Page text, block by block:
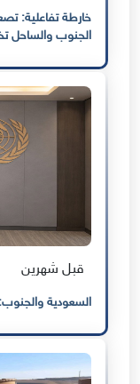
خارطة تفاعلية:
الجنوب والساحل تخلّف 43
قبل شهرين
السعودية